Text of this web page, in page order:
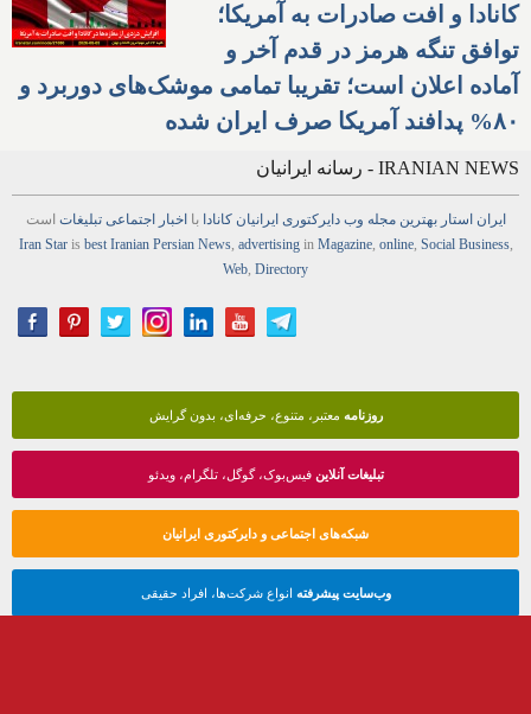
کانادا و افت صادرات به آمریکا؛
توافق تنگه هرمز در قدم آخر و
آماده اعلان است؛ تقریبا تمامی موشک‌های دوربرد و
۸۰% پدافند آمریکا صرف ایران شده
IRANIAN NEWS - رسانه ایرانیان
ایران استار بهترین مجله وب دایرکتوری ایرانیان کانادا با اخبار اجتماعی تبلیغات است
Iran Staris best Iranian Persian News, advertisingin Magazine, online, Social Business,
Web, Directory
روزنامه معتبر، متنوع، حرفه‌ای، بدون گرایش
تبلیغات آنلاینفیس‌بوک، گوگل، تلگرام، ویدئو
شبکه‌های اجتماعی و دایرکتوری ایرانیان
وب‌سایت پیشرفته انواع شرکت‌ها، افراد حقیقی